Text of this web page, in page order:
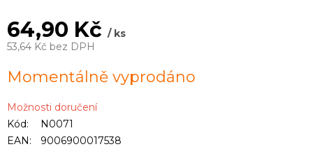
64,90 Kč/ ks
53,64 Kč bez DPH
cena:
Momentálně vyprodáno
Možnosti doručení
Kód:
N0071
EAN:
9006900017538